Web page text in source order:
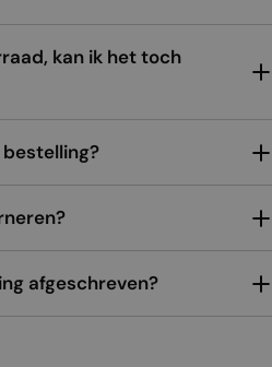
kan ik het toch
afgeschreven?